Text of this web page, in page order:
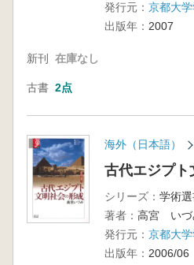
発行元： 京都大
出版年： 2007
新刊 在庫なし
古書 2点
海外（日本語）
古代エジプト
シリーズ：
著者： 高宮 いづ
発行元： 京都大
出版年： 2006/06